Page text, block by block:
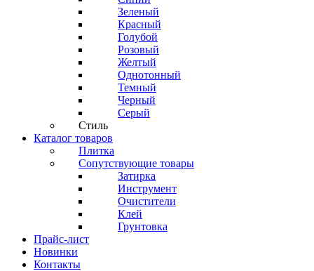
Зеленый
Красный
Голубой
Розовый
Желтый
Однотонный
Темный
Черный
Серый
Стиль
Каталог товаров
Плитка
Сопутствующие товары
Затирка
Инструмент
Очистители
Клей
Грунтовка
Прайс-лист
Новинки
Контакты